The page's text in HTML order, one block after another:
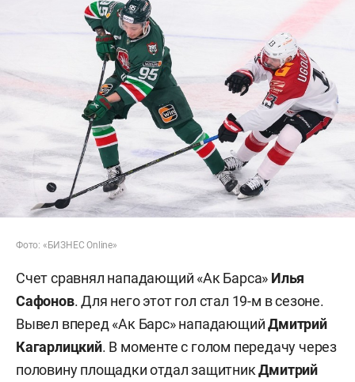
Фото: «БИЗНЕС Online»
Счет сравнял нападающий «Ак Барса» Илья
Сафонов. Для него этот гол стал 19-м в сезоне.
Вывел вперед «Ак Барс» нападающийДмитрий
Кагарлицкий. В моменте с голом передачу через
половину площадки отдал защитникДмитрий